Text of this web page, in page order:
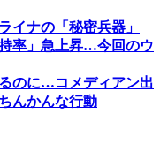
イナの「秘密兵器」
率」急上昇…今回のウ
のに…コメディアン出
んかんな行動